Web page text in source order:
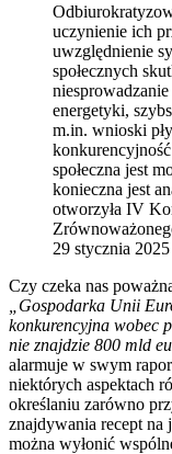
uczynienie ich
uwzględnienie
społecznych
energetyki,
m.in. wnioski
społeczna jest
konieczna jest
otworzyła IV
29 stycznia
Czy czeka nas
„Gospodarka Unii
konkurencyjna wobec
nie znajdzie 800 mld
alarmuje w swym
niektórych aspektach
określaniu zarówno
znajdywania recept na
można wyłonić